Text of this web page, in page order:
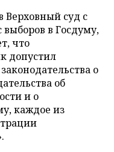
Верховный суд с
выборов в Госдуму,
что
допустил
о
об
и о
каждое из